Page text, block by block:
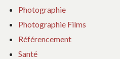
Photographie
Photographie Films
Référencement
Santé